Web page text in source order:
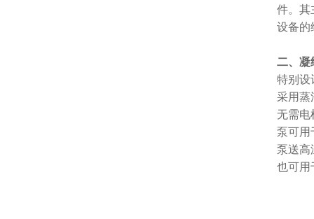
件。其
设备的
二、凝
特别设
采用蒸
无需电
泵可用
泵送高
也可用